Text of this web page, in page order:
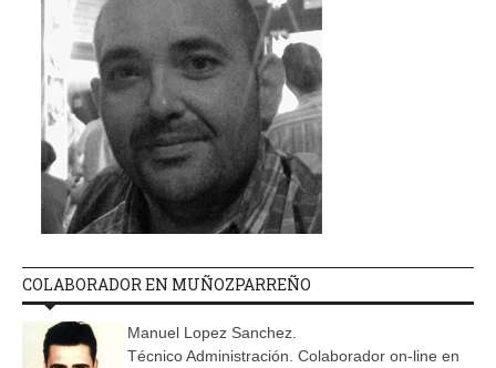
COLABORADOR EN MUÑOZPARREÑO
Manuel Lopez Sanchez.
Técnico Administración. Colaborador on-line en